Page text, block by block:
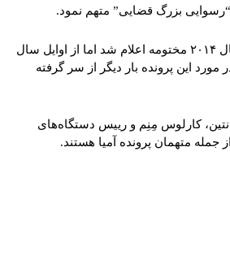
بزرگ قضایی” متهم نمود.
پرونده انفجار آمیا در سال ۲۰۱۴ مختومه اعلام شد اما از اوایل سال
این پرونده بار دیگر از سر گرفته
کارلوس مِنِم و رییس دستگاه‌های
جمله متهمان پرونده آمیا هستند.